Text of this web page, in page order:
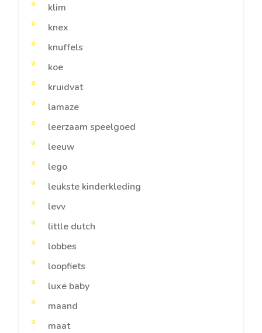
klim
knex
knuffels
koe
kruidvat
lamaze
leerzaam speelgoed
leeuw
lego
leukste kinderkleding
levv
little dutch
lobbes
loopfiets
luxe baby
maand
maat